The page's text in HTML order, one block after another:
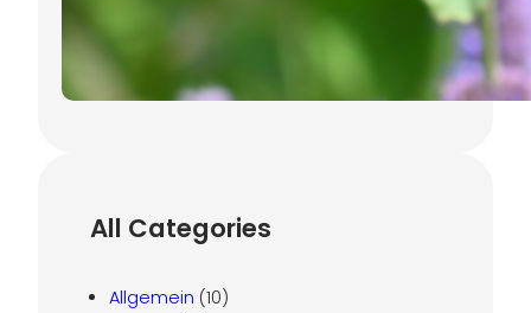
Ysop, lat. Hyssopus Officinalis
7. November 2024
All Categories
Allgemein (10)